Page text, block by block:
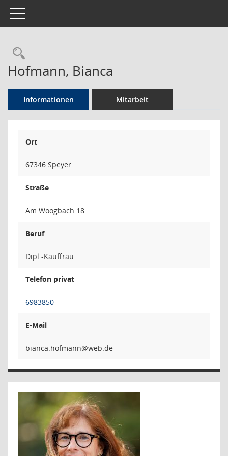
Toggle navigation
Rechercheauswahl
Hofmann, Bianca
Informationen Mitarbeit
Ort
67346 Speyer
Straße
Am Woogbach 18
Beruf
Dipl.-Kauffrau
Telefon privat
6983850
E-Mail
nnamfoh